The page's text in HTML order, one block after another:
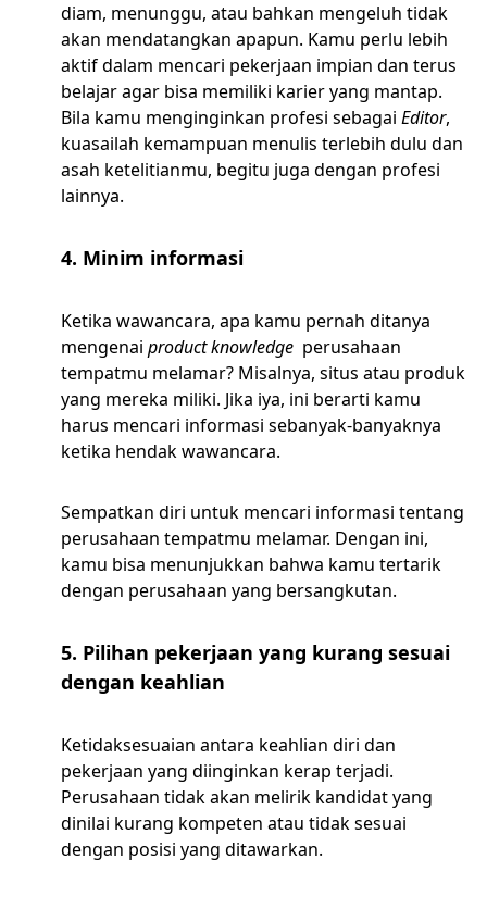
diam, menunggu, atau bahkan mengeluh tidak
akan mendatangkan apapun. Kamu perlu lebih
aktif dalam mencari pekerjaan impian dan terus
belajar agar bisa memiliki karier yang mantap.
Bila kamu menginginkan profesi sebagai Editor,
kuasailah kemampuan menulis terlebih dulu dan
asah ketelitianmu, begitu juga dengan profesi
lainnya.
4. Minim informasi
Ketika wawancara, apa kamu pernah ditanya
mengenai product knowledge perusahaan
tempatmu melamar? Misalnya, situs atau produk
yang mereka miliki. Jika iya, ini berarti kamu
harus mencari informasi sebanyak-banyaknya
ketika hendak wawancara.
Sempatkan diri untuk mencari informasi tentang
perusahaan tempatmu melamar. Dengan ini,
kamu bisa menunjukkan bahwa kamu tertarik
dengan perusahaan yang bersangkutan.
5. Pilihan pekerjaan yang kurang sesuai
dengan keahlian
Ketidaksesuaian antara keahlian diri dan
pekerjaan yang diinginkan kerap terjadi.
Perusahaan tidak akan melirik kandidat yang
dinilai kurang kompeten atau tidak sesuai
dengan posisi yang ditawarkan.